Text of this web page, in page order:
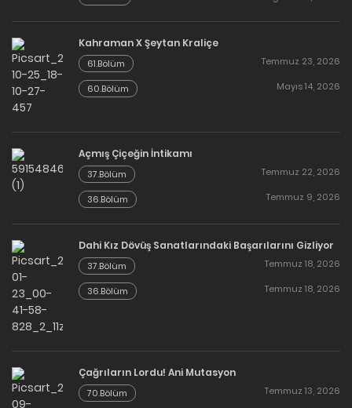
Kahraman X Şeytan Kraliçe
61.Bölüm Temmuz 23, 2026
60.Bölüm Mayıs 14, 2026
Açmış Çiçeğin İntikamı
37.Bölüm Temmuz 22, 2026
36.Bölüm Temmuz 9, 2026
Dahi Kız Dövüş Sanatlarındaki Başarılarını Gizliyor
37.Bölüm Temmuz 18, 2026
36.Bölüm Temmuz 18, 2026
Çağrıların Lordu! Ani Mutasyon
70.Bölüm Temmuz 13, 2026